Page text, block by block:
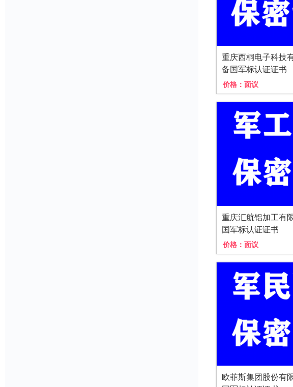
重庆西桐电子科技
备国军标认证证书
价格： 面议
重庆汇航铝加工有
国军标认证证书
价格： 面议
欧菲斯集团股份有